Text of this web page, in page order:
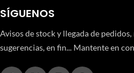
SÍGUENOS
Avisos de stock y llegada de
sugerencias, en fin... Mantente en